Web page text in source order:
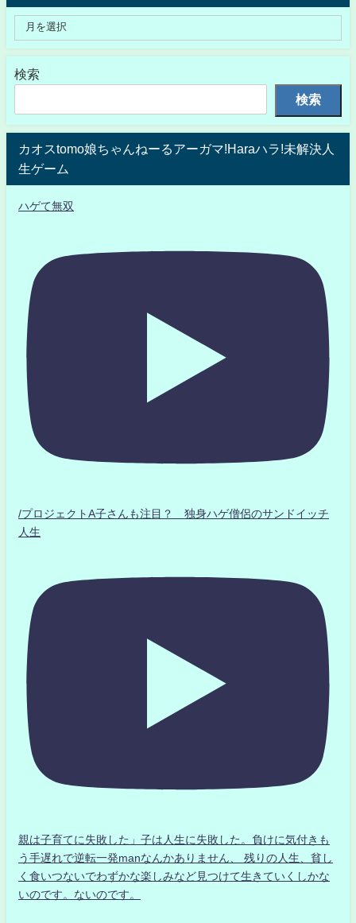
検索
検索
カオスtomo娘ちゃんねーるアーガマ!Haraハラ!未解決人
生ゲーム
ハゲて無双
/プロジェクトA子さんも注目？ 独身ハゲ僧侶のサンドイッチ
人生
親は子育てに失敗した」子は人生に失敗した。負けに気付きも
う手遅れで逆転一発manなんかありません、 残りの人生、貧し
く食いつないでわずかな楽しみなど見つけて生きていくしかな
いのです。ないのです。